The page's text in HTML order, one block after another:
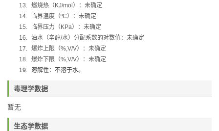
13. 燃烧热（ KJ/mol ）：未确定
14.
临界温度（ºC）：未确定
15.
临界压力（ KPa）：未确定
16. 油水（辛醇/水）分配系数的对数值：未确定
17. 爆炸上限（%,V/V）：未确定
18. 爆炸下限（%,V/V）：未确定
19. 溶解性：不溶于水。
毒理学数据
暂无
生态学数据